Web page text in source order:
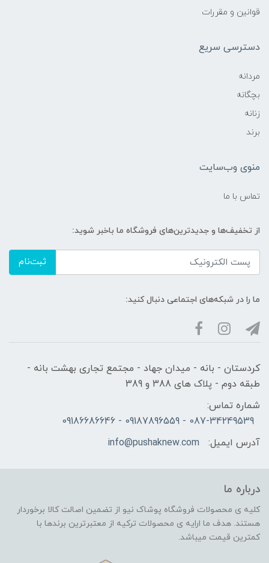
قوانین و مقررات
دسترسی سریع
مردانه
بچگانه
زنانه
برند
منوی وب‌سایت
تماس با ما
از تخفیف‌ها و جدیدترین‌های فروشگاه ما باخبر شوید:
ثبت‌نام
ما را در شبکه‌های اجتماعی دنبال کنید:
کردستان - بانه - میدان جهاد - مجتمع تجاری بهشت بانه -
طبقه دوم - پلاک های 388 و 389
شماره تماس:
087-34249539 - 09187896559 - 09186686646
آدرس ایمیل:
info@pushaknew.com
درباره ما
کلیه ی محصولات فروشگاه پوشاک نیو از تضمین اصالت کالا برخوردار
هستند. هدف ما ارایه ی محصولات ترکیه از معتبرترین برندها با
کمترین قیمت میباشد.